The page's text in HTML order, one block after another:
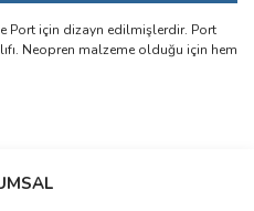
Port için dizayn edilmişlerdir. Port
Neopren malzeme olduğu için hem
siz yapın!